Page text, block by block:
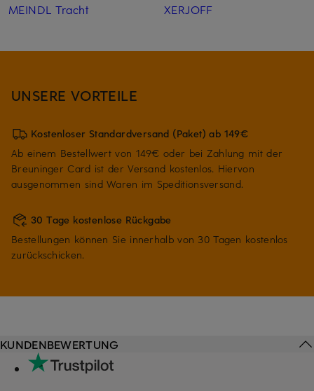
MEINDL Tracht
XERJOFF
UNSERE VORTEILE
Kostenloser Standardversand (Paket) ab 149€
Ab einem Bestellwert von 149€ oder bei Zahlung mit der
Breuninger Card ist der Versand kostenlos. Hiervon
ausgenommen sind Waren im Speditionsversand.
30 Tage kostenlose Rückgabe
Bestellungen können Sie innerhalb von 30 Tagen kostenlos
zurückschicken.
KUNDENBEWERTUNG